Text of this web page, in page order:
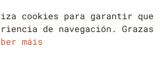
cookies para garantir que
de navegación. Grazas
máis